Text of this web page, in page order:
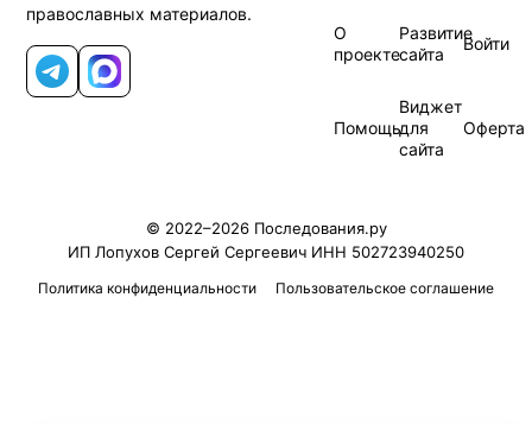
православных материалов.
Telegram
MAX
О
проекте
Развитие
сайта
Войти
Помощь
Виджет
для
сайта
Оферта
© 2022–2026 Последования.ру
ИП Лопухов Сергей Сергеевич ИНН 502723940250
Политика конфиденциальности Пользовательское соглашение